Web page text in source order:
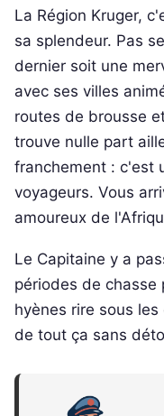
La Région Kruger,
sa splendeur. Pas
dernier soit une
avec ses villes
routes de brousse
trouve nulle part
franchement : c'est
voyageurs. Vous
amoureux de
Le Capitaine y a
périodes de chasse
hyènes rire sous
de tout ça sans